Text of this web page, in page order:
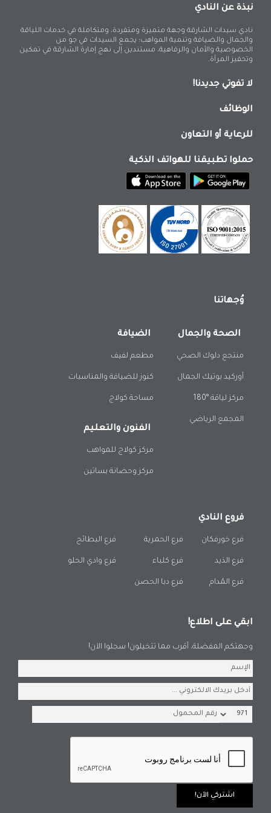
نبذة عن النادي
نادي سيدات الشارقة وجهة متميزة ومتفردة، ومتكاملة في خدمات اللياقة
والجمال والضيافة وتنمية المواهب؛ يجمع السيدات في جو من
الخصوصية والأمان والرفاهية، مستندين إلى نهج إمارة الشارقة في تمكين
وتحفيز المرأة.
لا تفوتي جديدنا!
الوظائف
للرعاية أو التعاون
حملوا تطبيقنا للهواتف الذكية
وُجهاتنا
الصحة والجمال
منتجع دلوك الصحي
أوركيد بوتيك الجمال
مركز لياقة °180
المجمع الرياضي
الضيافة
مطعم لفيف
كنوز للضيافة والمناسبات
مساحة كولاج
الفنون والتعليم
مركز كولاج للمواهب
مركز وحضانة بساتين
فروع النادي
فرع خورفكان
فرع الذيد
فرع المُدام
فرع الحمرية
فرع كلباء
فرع دبا الحصن
فرع البطائح
فرع وادي الحلو
ابقي على اطلاع!
وجهتكم المفضلة، أقرب مما تتخيلون! سجلوا الآن!